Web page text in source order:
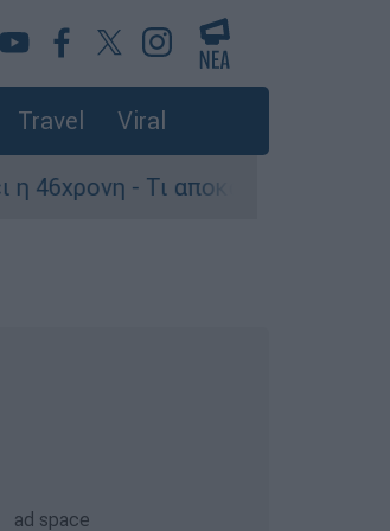
Travel Viral
αποκάλυψε στους αστυνομικούς